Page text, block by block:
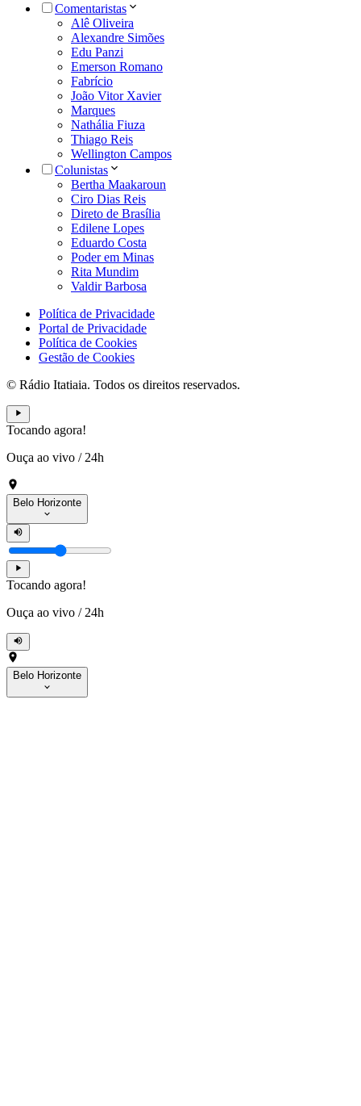
Comentaristas
Alê Oliveira
Alexandre Simões
Edu Panzi
Emerson Romano
Fabrício
João Vitor Xavier
Marques
Nathália Fiuza
Thiago Reis
Wellington Campos
Colunistas
Bertha Maakaroun
Ciro Dias Reis
Direto de Brasília
Edilene Lopes
Eduardo Costa
Poder em Minas
Rita Mundim
Valdir Barbosa
Política de Privacidade
Portal de Privacidade
Política de Cookies
Gestão de Cookies
© Rádio Itatiaia. Todos os direitos reservados.
Tocando agora!
Ouça ao vivo / 24h
Belo Horizonte
Tocando agora!
Ouça ao vivo / 24h
Belo Horizonte